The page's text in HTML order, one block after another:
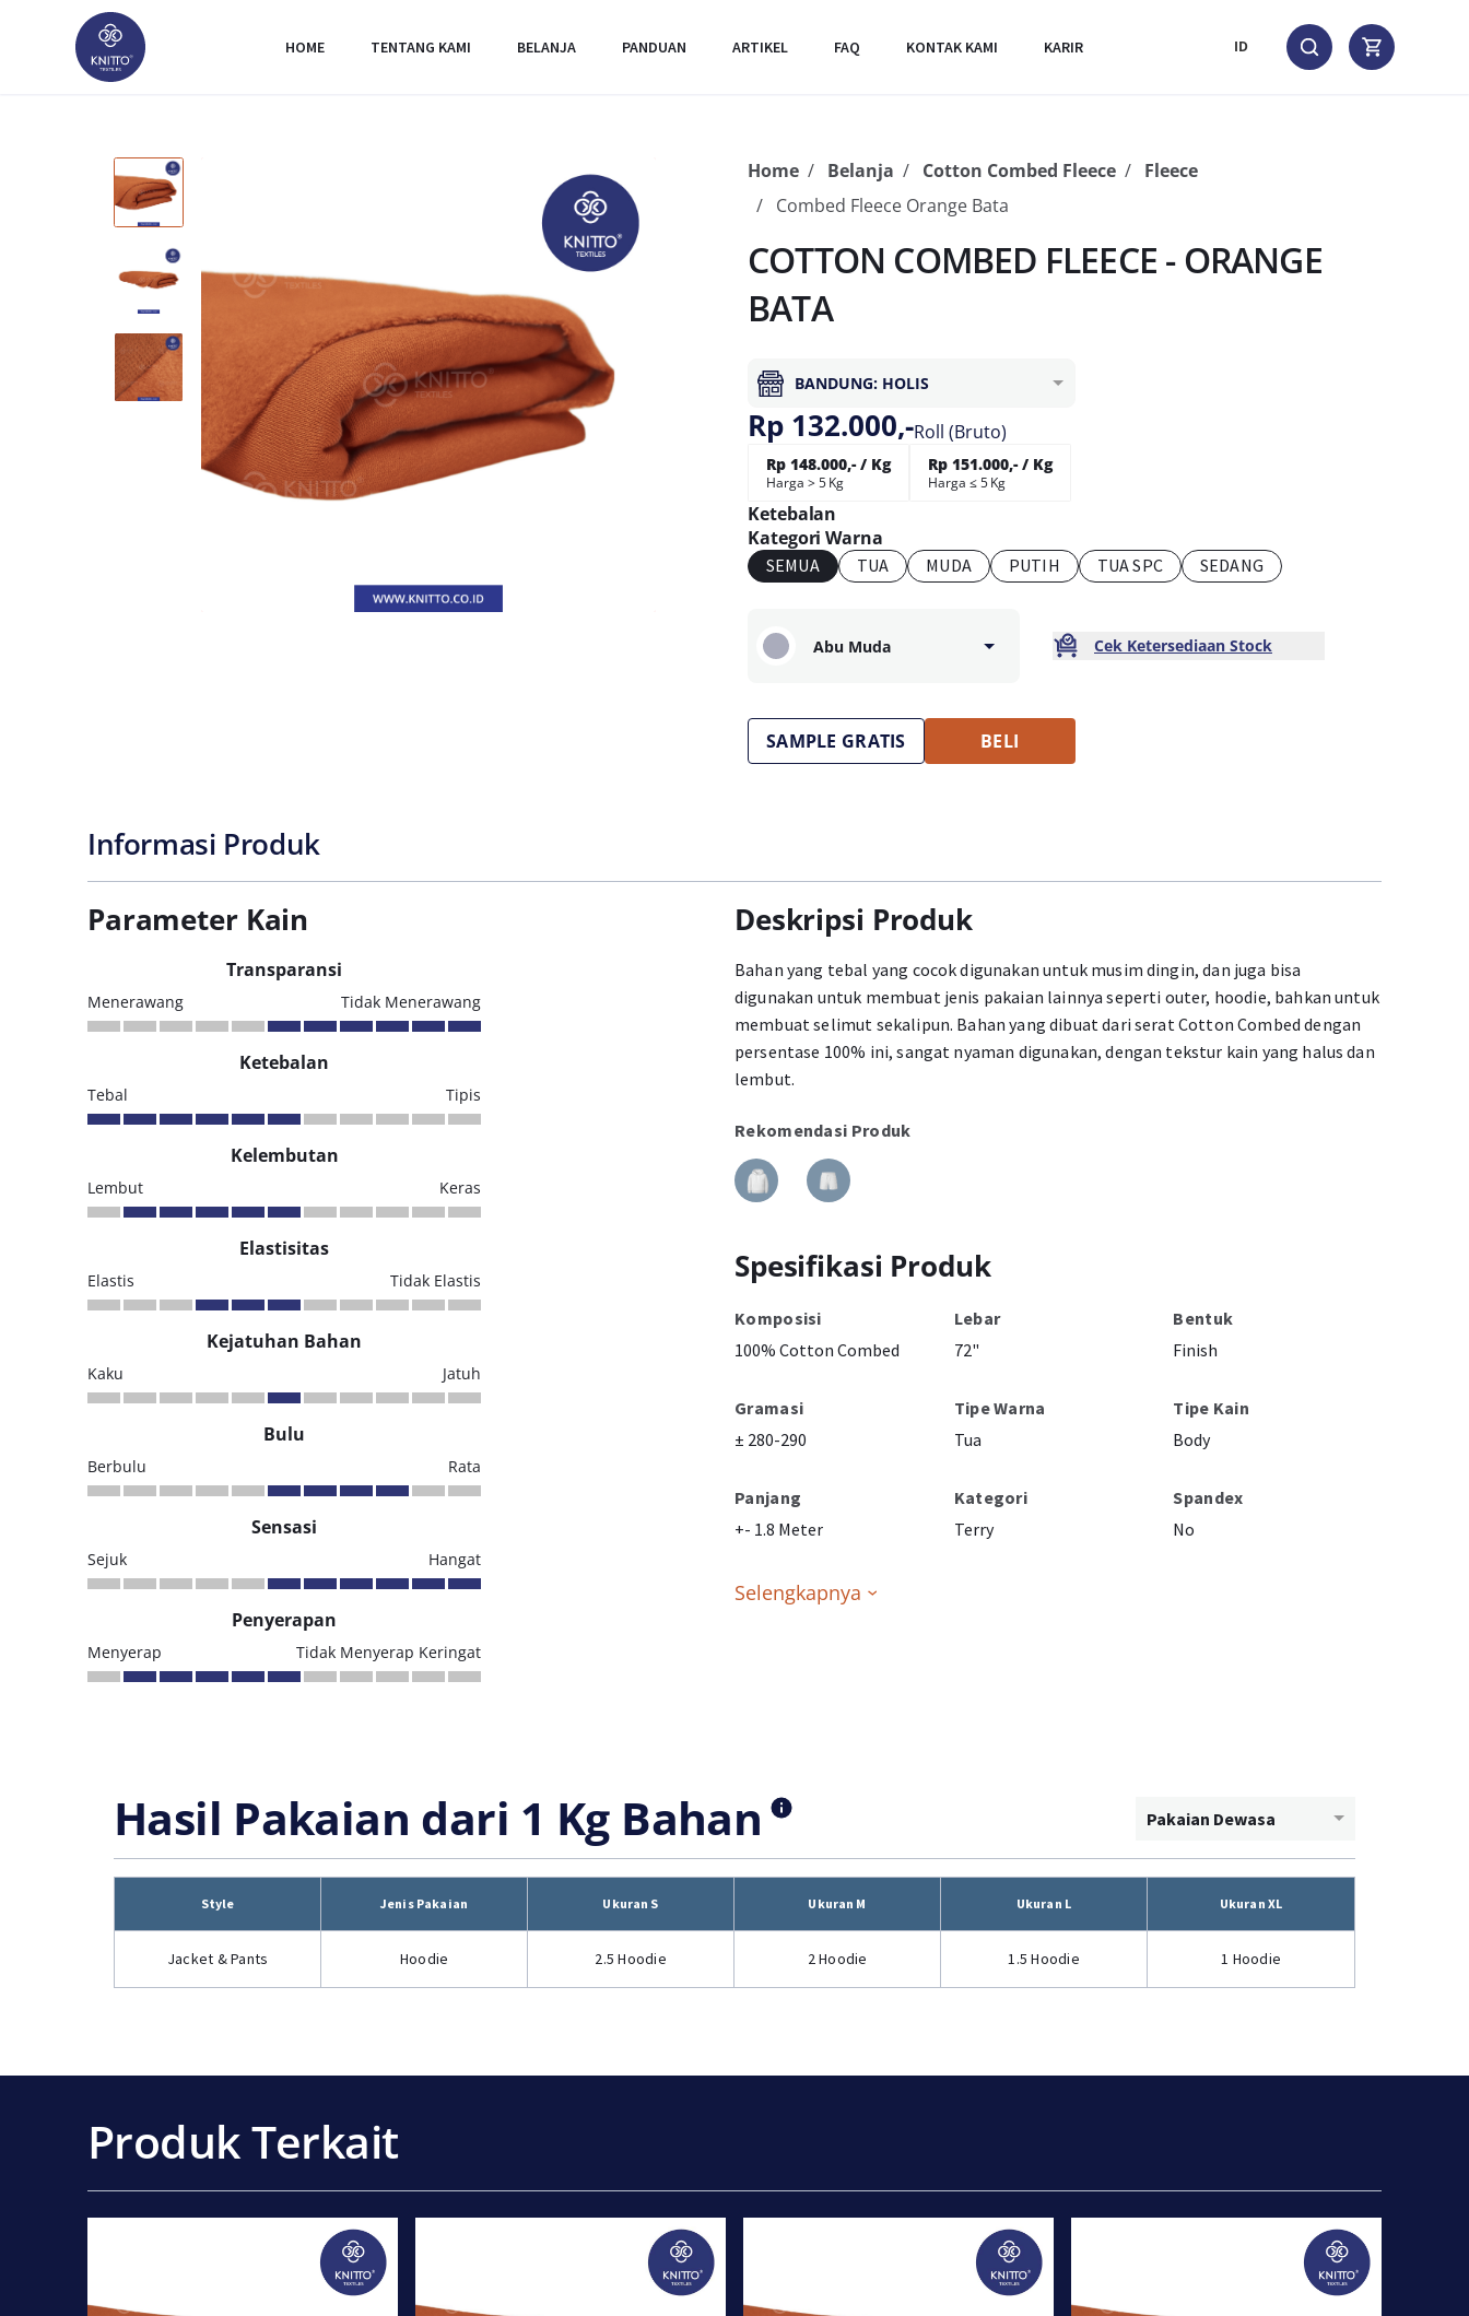
HOME TENTANG KAMI BELANJA PANDUAN ARTIKEL FAQ KONTAK KAMI KARIR ID
Home Belanja Cotton Combed Fleece
Fleece
Combed Fleece Orange Bata
COTTON COMBED FLEECE - ORANGE
BATA
BANDUNG: HOLIS
Rp 132.000,-Roll (Bruto)
Rp 148.000,- / Kg
Harga > 5 Kg
Rp 151.000,- / Kg
Harga ≤ 5 Kg
Ketebalan
Kategori Warna
SEMUA TUA MUDA PUTIH TUA SPC SEDANG
Abu Muda Cek Ketersediaan Stock
SAMPLE GRATIS BELI
Informasi Produk
Parameter Kain
Transparansi
Menerawang Tidak Menerawang
Ketebalan
Tebal Tipis
Kelembutan
Lembut Keras
Elastisitas
Elastis Tidak Elastis
Kejatuhan Bahan
Kaku Jatuh
Bulu
Berbulu Rata
Sensasi
Sejuk Hangat
Penyerapan
Menyerap Tidak Menyerap Keringat
Deskripsi Produk
Bahan yang tebal yang cocok digunakan untuk musim dingin, dan juga bisa
digunakan untuk membuat jenis pakaian lainnya seperti outer, hoodie, bahkan untuk
membuat selimut sekalipun. Bahan yang dibuat dari serat Cotton Combed dengan
persentase 100% ini, sangat nyaman digunakan, dengan tekstur kain yang halus dan
lembut.
Rekomendasi Produk
Spesifikasi Produk
Komposisi
100% Cotton Combed
Lebar
72"
Bentuk
Finish
Gramasi
± 280-290
Tipe Warna
Tua
Tipe Kain
Body
Panjang
+- 1.8 Meter
Kategori
Terry
Spandex
No
Selengkapnya
Hasil Pakaian dari 1 Kg Bahan Pakaian Dewasa
Style Jenis Pakaian Ukuran S Ukuran M Ukuran L Ukuran XL
Jacket & Pants Hoodie 2.5 Hoodie 2 Hoodie 1.5 Hoodie 1 Hoodie
Produk Terkait